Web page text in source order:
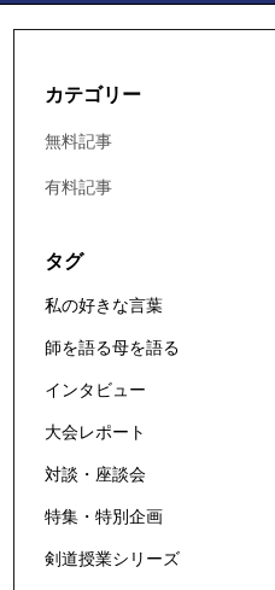
カテゴリー
無料記事
有料記事
タグ
私の好きな言葉
師を語る母を語る
インタビュー
大会レポート
対談・座談会
特集・特別企画
剣道授業シリーズ